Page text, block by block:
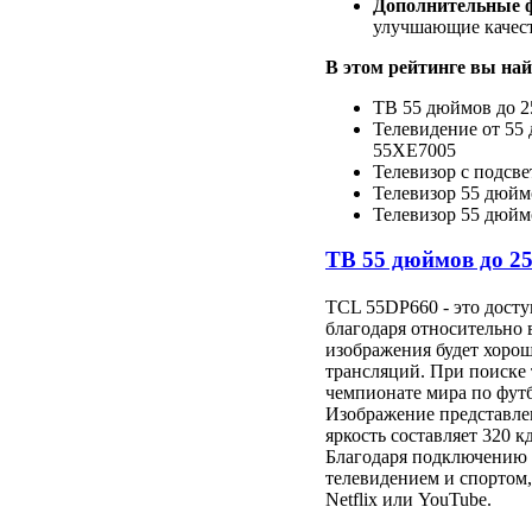
Дополнительные
улучшающие
В этом рейтинге вы
ТВ 55 дюймов до
Телевидение от
55XE7005
Телевизор с
Телевизор 55
Телевизор 55
ТВ 55 дюймов до
TCL 55DP660 - это
благодаря
изображения будет
трансляций. При поиске
чемпионате мира по
Изображение
яркость составляет 320
Благодаря подключению
телевидением и
Netflix или YouTube.